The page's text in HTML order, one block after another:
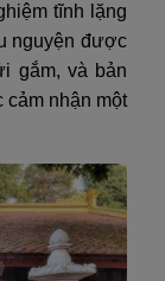
tĩnh lặng
nguyện được
gắm, và bản
cảm nhận một